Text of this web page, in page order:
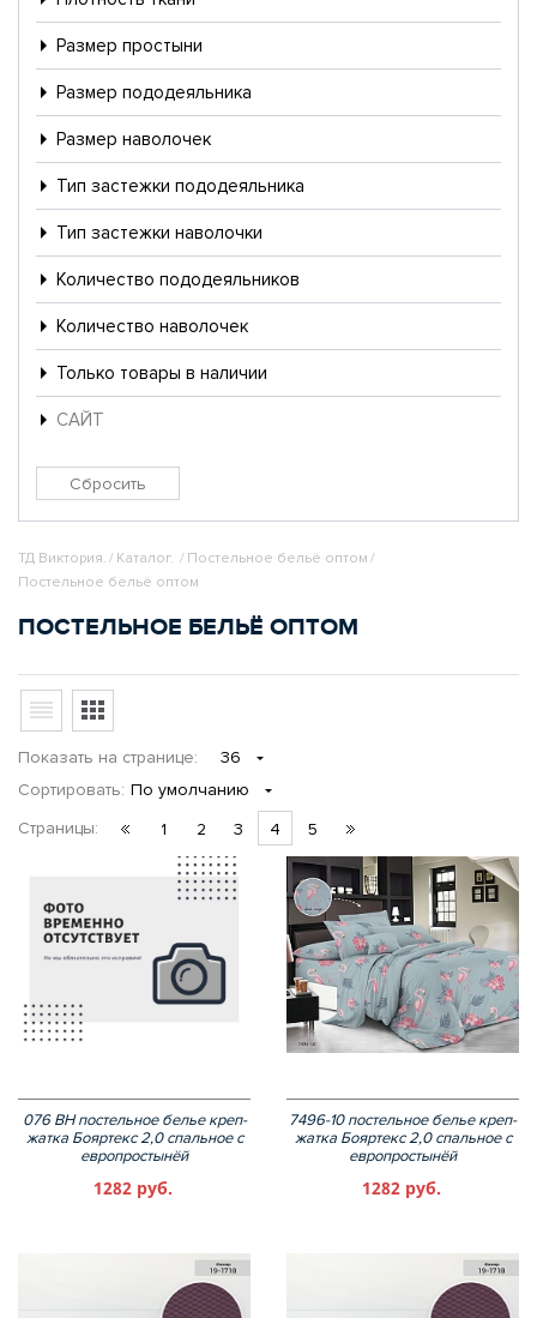
Размер простыни
Размер пододеяльника
Размер наволочек
Тип застежки пододеяльника
Тип застежки наволочки
Количество пододеяльников
Количество наволочек
Только товары в наличии
САЙТ
ТД Виктория. / Каталог. / Постельное бельё оптом /
Постельное бельё оптом
ПОСТЕЛЬНОЕ БЕЛЬЁ ОПТОМ
Показать на странице:
36
Сортировать: По умолчанию
Страницы:
1 2 3 4 5
076 ВН постельное белье креп-
жатка Бояртекс 2,0 спальное с
европростынёй
1282 руб.
7496-10 постельное белье креп-
жатка Бояртекс 2,0 спальное с
европростынёй
1282 руб.